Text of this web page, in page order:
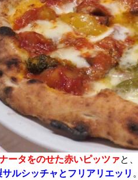
ータをのせた赤いピッツァと、
サルシッチャとフリアリエッリ 。